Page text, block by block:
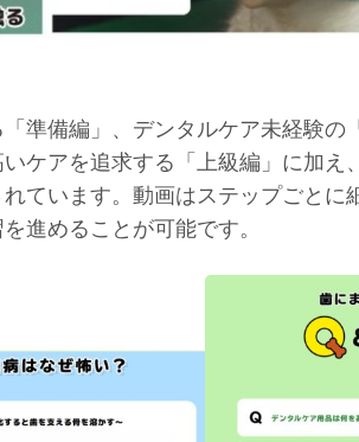
準備編」、デンタルケア未経験の
ケアを追求する「上級編」に加え
ています。動画はステップごとに
進めることが可能です。